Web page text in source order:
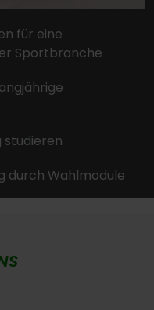
für eine
Sportbranche
studieren
durch Wahlmodule